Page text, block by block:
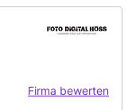
Firma bewerten